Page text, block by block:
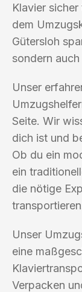
Klavier
dem
Gütersloh
sondern
Unser
Seite. Wir
dich ist und
Ob du ein
ein
die nötige
Unser
eine
Verpacken